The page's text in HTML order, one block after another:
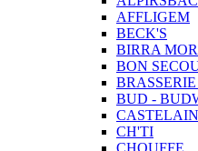
AFFLIGEM
BECK'S
BIRRA
BON
BUD -
CASTELAIN
CH'TI
CHOUFFE